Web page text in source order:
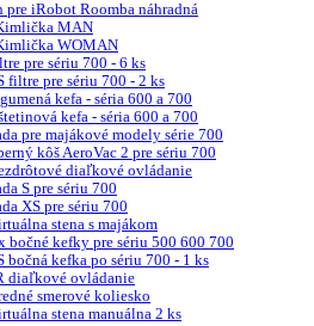
iRobot Roomba náhradná
MAN
WOMAN
pre sériu 700 - 6 ks
filtre pre sériu 700 - 2 ks
kefa - séria 600 a 700
kefa - séria 600 a 700
pre majákové modely série 700
kôš AeroVac 2 pre sériu 700
diaľkové ovládanie
S pre sériu 700
XS pre sériu 700
stena s majákom
bočné kefky pre sériu 500 600 700
kefka po sériu 700 - 1 ks
diaľkové ovládanie
smerové koliesko
stena manuálna 2 ks